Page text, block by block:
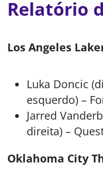
Relatório
Los Angeles
Luka Doncic
esquerdo) –
Jarred
direita) –
Oklahoma City